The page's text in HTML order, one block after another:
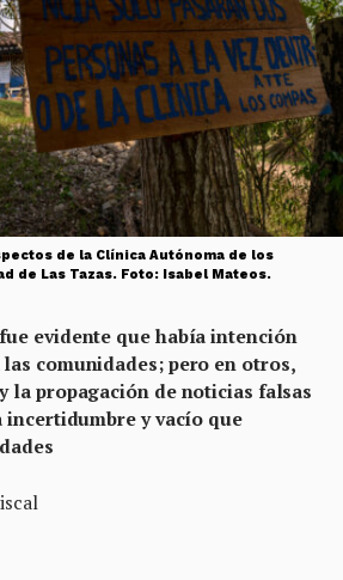
de la Clínica Autónoma de los
de Las Tazas. Foto: Isabel Mateos.
evidente que había intención
comunidades; pero en otros,
la propagación de noticias falsas
y vacío que